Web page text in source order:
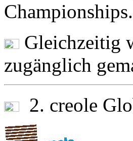
Championships.
Gleichzeitig
zugänglich
2. creole